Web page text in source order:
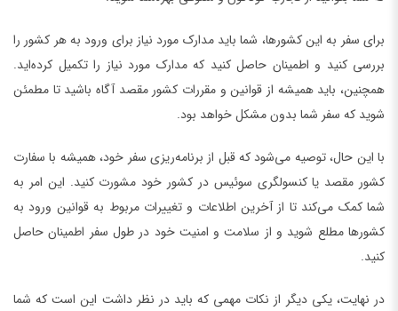
برای سفر به این کشورها، شما باید مدارک مورد نیاز برای ورود به هر کشور را
بررسی کنید و اطمینان حاصل کنید که مدارک مورد نیاز را تکمیل کرده‌اید.
همچنین، باید همیشه از قوانین و مقررات کشور مقصد آگاه باشید تا مطمئن
شوید که سفر شما بدون مشکل خواهد بود.
با این حال، توصیه می‌شود که قبل از برنامه‌ریزی سفر خود، همیشه با سفارت
کشور مقصد یا کنسولگری سوئیس در کشور خود مشورت کنید. این امر به
شما کمک می‌کند تا از آخرین اطلاعات و تغییرات مربوط به قوانین ورود به
کشورها مطلع شوید و از سلامت و امنیت خود در طول سفر اطمینان حاصل
کنید.
در نهایت، یکی دیگر از نکات مهمی که باید در نظر داشت این است که شما